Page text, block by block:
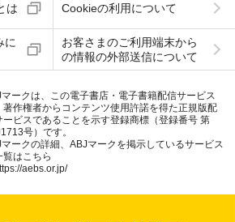
は Cookieの利用について
に
お客さまのご利用端末から
の情報の外部送信について
ークは、この電子書店・電子書籍配信サービス
著作権者からコンテンツ使用許諾を得た正規版配
ービスであることを示す登録商標（登録番号 第
号）です。
ークの詳細、ABJマークを掲示しているサービス
覧はこちら
aebs.or.jp/